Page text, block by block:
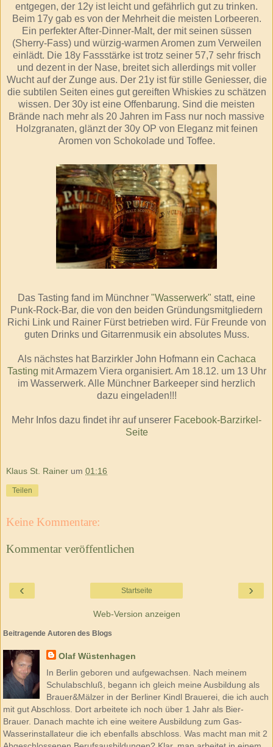
entgegen, der 12y ist leicht und gefährlich gut zu trinken.
Beim 17y gab es von der Mehrheit die meisten Lorbeeren.
Ein perfekter After-Dinner-Malt, der mit seinen süssen
(Sherry-Fass) und würzig-warmen Aromen zum Verweilen
einlädt. Die 18y Fassstärke ist trotz seiner 57,7 sehr frisch
und dezent in der Nase, breitet sich allerdings mit voller
Wucht auf der Zunge aus. Der 21y ist für stille Geniesser, die
die subtilen Seiten eines gut gereiften Whiskies zu schätzen
wissen. Der 30y ist eine Offenbarung. Sind die meisten
Brände nach mehr als 20 Jahren im Fass nur noch massive
Holzgranaten, glänzt der 30y OP von Eleganz mit feinen
Aromen von Schokolade und Toffee.
Das Tasting fand im Münchner "Wasserwerk" statt, eine
Punk-Rock-Bar, die von den beiden Gründungsmitgliedern
Richi Link und Rainer Fürst betrieben wird. Für Freunde von
guten Drinks und Gitarrenmusik ein absolutes Muss.
Als nächstes hat Barzirkler John Hofmann ein Cachaca
Tasting mit Armazem Viera organisiert. Am 18.12. um 13 Uhr
im Wasserwerk. Alle Münchner Barkeeper sind herzlich
dazu eingeladen!!!
Mehr Infos dazu findet ihr auf unserer Facebook-Barzirkel-
Seite
Klaus St. Rainer um 01:16
Teilen
Keine Kommentare:
Kommentar veröffentlichen
‹ ›
Startseite
Web-Version anzeigen
Beitragende Autoren des Blogs
Olaf Wüstenhagen
In Berlin geboren und aufgewachsen. Nach meinem
Schulabschluß, begann ich gleich meine Ausbildung als
Brauer&Mälzer in der Berliner Kindl Brauerei, die ich auch
mit gut Abschloss. Dort arbeitete ich noch über 1 Jahr als Bier-
Brauer. Danach machte ich eine weitere Ausbildung zum Gas-
Wasserinstallateur die ich ebenfalls abschloss. Was macht man mit 2